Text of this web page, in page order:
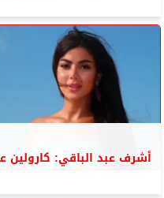
أشرف عبد الباقي: